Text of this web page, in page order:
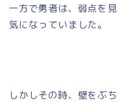
一方で勇者は、弱点を
気になっていました。
しかしその時、壁をぶ